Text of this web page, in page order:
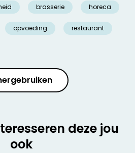
brasserie horeca
opvoeding restaurant
deze jou
ook